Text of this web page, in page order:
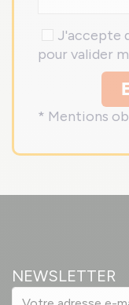
J'accepte
pour valider
* Mentions
NEWSLETTER